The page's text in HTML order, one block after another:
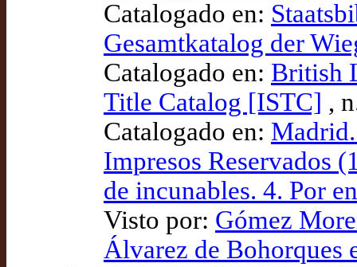
Catalogado en:
Gesamtkatalog der
Catalogado en: British
Title Catalog [ISTC] ,
Catalogado en:
Impresos Reservados
de incunables. 4. Por
Visto por: Gómez
Álvarez de Bohorques